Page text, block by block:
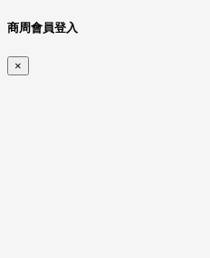
商周會員登入
×